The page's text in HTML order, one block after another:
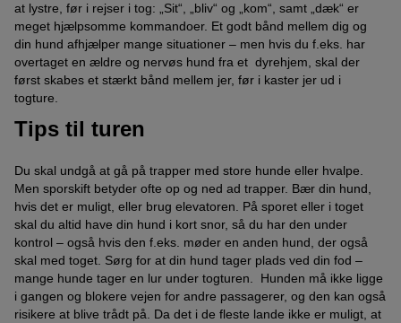
at lystre, før i rejser i tog: „Sit“, „bliv“ og „kom“, samt „dæk“ er
meget hjælpsomme kommandoer. Et godt bånd mellem dig og
din hund afhjælper mange situationer – men hvis du f.eks. har
overtaget en ældre og nervøs hund fra et dyrehjem, skal der
først skabes et stærkt bånd mellem jer, før i kaster jer ud i
togture.
Tips til turen
Du skal undgå at gå på trapper med store hunde eller hvalpe.
Men sporskift betyder ofte op og ned ad trapper. Bær din hund,
hvis det er muligt, eller brug elevatoren. På sporet eller i toget
skal du altid have din hund i kort snor, så du har den under
kontrol – også hvis den f.eks. møder en anden hund, der også
skal med toget. Sørg for at din hund tager plads ved din fod –
mange hunde tager en lur under togturen. Hunden må ikke ligge
i gangen og blokere vejen for andre passagerer, og den kan også
risikere at blive trådt på. Da det i de fleste lande ikke er muligt, at